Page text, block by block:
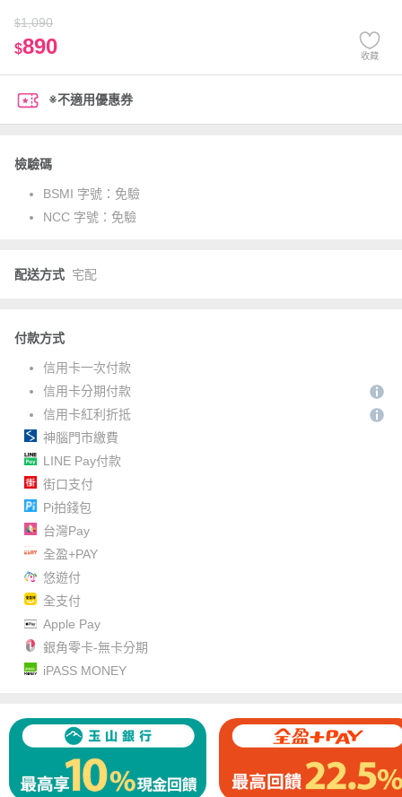
$1,090
$890 收藏
※不適用優惠券
檢驗碼
BSMI 字號： 免驗
NCC 字號： 免驗
配送方式 宅配
付款方式
信用卡一次付款
信用卡分期付款
信用卡紅利折抵
神腦門市繳費
LINE Pay付款
街口支付
Pi拍錢包
台灣Pay
全盈+PAY
悠遊付
全支付
Apple Pay
銀角零卡-無卡分期
iPASS MONEY